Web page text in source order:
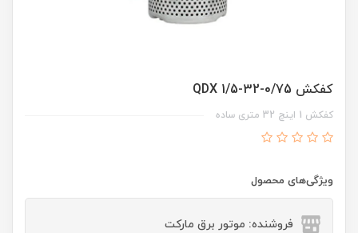
کفکش QDX 1/5-32-0/75
کفکش 1 اینچ 32 متری ساده
ویژگی‌های محصول
فروشنده: موتور برق مارکت